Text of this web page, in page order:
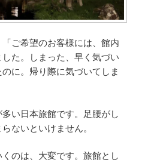
ご希望のお客様には、館内
た。しまった、早く気づい
に。帰り際に気づいてしま
い日本旅館です。足腰がし
ないといけません。
のは、大変です。旅館とし